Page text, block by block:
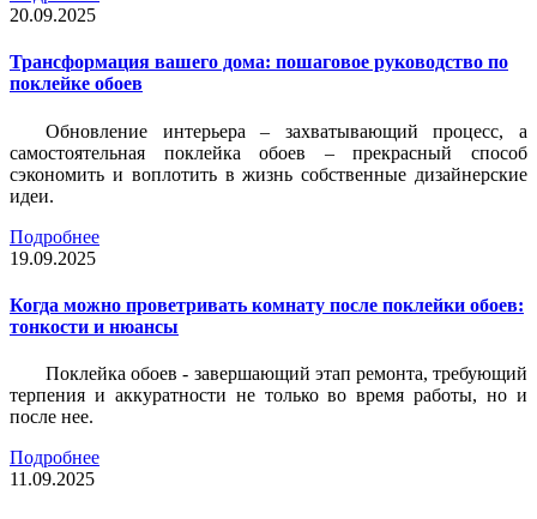
20.09.2025
Трансформация вашего дома: пошаговое руководство по
поклейке обоев
Обновление интерьера – захватывающий процесс, а
самостоятельная поклейка обоев – прекрасный способ
сэкономить и воплотить в жизнь собственные дизайнерские
идеи.
Подробнее
19.09.2025
Когда можно проветривать комнату после поклейки обоев:
тонкости и нюансы
Поклейка обоев - завершающий этап ремонта, требующий
терпения и аккуратности не только во время работы, но и
после нее.
Подробнее
11.09.2025